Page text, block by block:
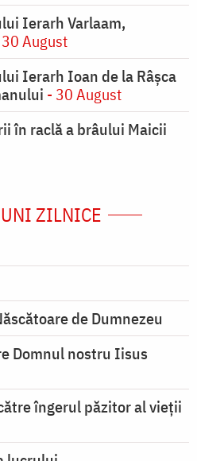
Ierarh Varlaam,
August
Ierarh Ioan de la Râșca
- 30 August
în raclă a brâului Maicii
ZILNICE
de Dumnezeu
Domnul nostru Iisus
îngerul păzitor al vieții